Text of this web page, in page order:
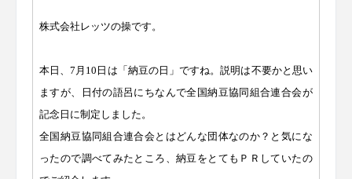
株式会社レッツの操です。
本日、7月10日は「納豆の日」ですね。説明は不要かと思い
ますが、
日付の語呂にちなんで全国納豆協同組合連合会が
記念日に制定しま した。
全国納豆協同組合連合会とはどんな団体なのか？ と気にな
ったので調べてみたところ、 納豆をとてもＰＲしていたの